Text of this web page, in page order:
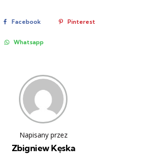
Facebook Pinterest
Whatsapp
Napisany przez
Zbigniew Kęska